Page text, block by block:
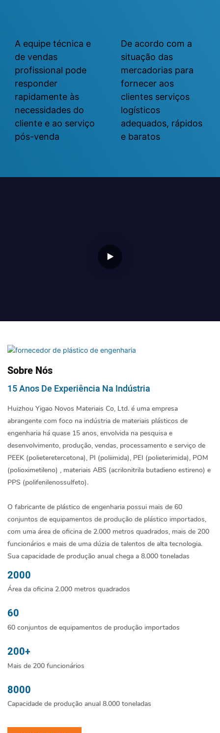
A equipe técnica e
de vendas
profissional pode
responder
rapidamente às
necessidades do
cliente e ao serviço
pós-venda
De acordo com a
situação das
mercadorias para
fornecer aos
clientes serviços
logísticos
adequados, rápidos
e baratos
Sobre Nós
15 Anos De Experiência Na Indústria
Huizhou Yigao Novos Materiais Co, Ltd. é uma empresa
abrangente com foco na indústria de materiais plásticos de
engenharia há quase 15 anos, envolvida na pesquisa e
desenvolvimento, produção, vendas, processamento e serviço de
PEEK (polieteretercetona), PI (poliimida), PEI (polieterimida), POM
(polioximetileno) , materiais ABS (acrilonitrila butadieno estireno) e
PPS (polifenilenossulfeto).
O fabricante de plástico de engenharia possui mais de 60
conjuntos de equipamentos de produção de plástico importados,
com uma área de oficina de 2.000 metros quadrados, mais de 200
funcionários e mais de uma dúzia de talentos de alta tecnologia.
Sua capacidade de produção anual chega a 8.000 toneladas
2000
Área da oficina 2.000 metros quadrados
60
60 conjuntos de equipamentos de produção importados
200+
Mais de 200 funcionários
8000
Capacidade de produção anual 8.000 toneladas